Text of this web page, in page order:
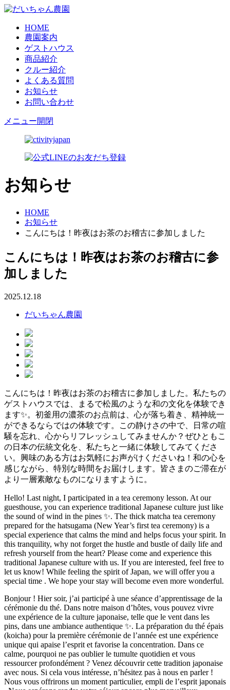
HOME
農園案内
ゲストハウス
商品紹介
クルー紹介
よくある質問
お知らせ
お問い合わせ
メニュー開閉
お知らせ
HOME
お知らせ
こんにちは！昨夜はお茶のお稽古に参加しました
こんにちは！昨夜はお茶のお稽古に参
加しました
2025.12.18
だいちゃん農園
こんにちは！昨夜はお茶のお稽古に参加しました。私たちの
ゲストハウスでは、まるで松風のような和の文化を体験でき
ます✨。初釜用の濃茶のお点前は、心が落ち着き、精神統一
ができるならではの体験です。この静けさの中で、日常の喧
騒を忘れ、心からリフレッシュしてみませんか？ぜひともこ
の日本の伝統文化を、私たちと一緒に体験してみてくださ
い。興味のある方はお気軽にお声がけくださいね！和の心を
感じながら、特別な時間をお届けします。皆さまのご滞在が
より一層素敵なものになりますように。
Hello! Last night, I participated in a tea ceremony lesson. At our
guesthouse, you can experience traditional Japanese culture just like
the sound of wind in the pines ✨. The thick matcha tea ceremony
prepared for the hatsugama (New Year’s first tea ceremony) is a
special experience that calms the mind and helps focus your spirit. In
this tranquility, why not forget the hustle and bustle of daily life and
refresh yourself from the heart? Please come and experience this
traditional Japanese culture with us. If you are interested, feel free to
let us know! While feeling the spirit of Japan, we will offer you a
special time . We hope your stay will become even more wonderful.
Bonjour ! Hier soir, j’ai participé à une séance d’apprentissage de la
cérémonie du thé. Dans notre maison d’hôtes, vous pouvez vivre
une expérience de la culture japonaise, telle que le vent dans les
pins, dans une ambiance authentique ✨. La préparation du thé épais
(koicha) pour la première cérémonie de l’année est une expérience
unique qui apaise l’esprit et favorise la concentration. Dans ce
calme, pourquoi ne pas oublier le tumulte quotidien et vous
ressourcer profondément ? Venez découvrir cette tradition japonaise
avec nous. Si cela vous intéresse, n’hésitez pas à nous en parler !
Nous vous offrirons un moment particulier, empli de l’esprit japonais